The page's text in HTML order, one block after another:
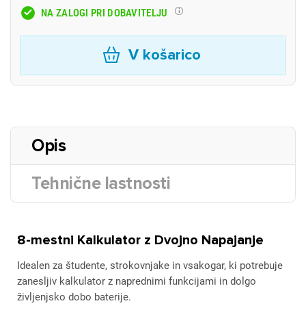
NA ZALOGI PRI DOBAVITELJU
V košarico
Opis
Tehnične lastnosti
8-mestni Kalkulator z Dvojno Napajanje
Idealen za študente, strokovnjake in vsakogar, ki potrebuje
zanesljiv kalkulator z naprednimi funkcijami in dolgo
življenjsko dobo baterije.